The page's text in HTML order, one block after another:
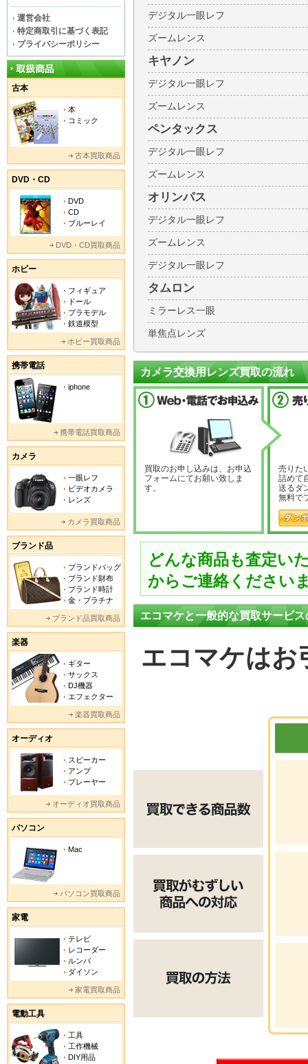
デジタル一眼レフ
ズームレンス
キヤノン
デジタル一眼レフ
ズームレンス
ペンタックス
デジタル一眼レフ
ズームレンス
オリンパス
デジタル一眼レフ
ズームレンス
デジタル一眼レフ
タムロン
ミラーレス一眼
単焦点レンズ
カメラ交換用レンズ買取の流れ
買取のお申し込みは、お申込
フォームにてお願い致しま
す。
売りた
詰めて
送るダ
無料で
どんな商品も査定い
からご連絡ください
エコマケと一般的な買取サービス
エコマケはお
運営会社
特定商取引に基づく表記
プライバシーポリシー
古本
本
コミック
古本買取商品
DVD・CD
DVD
CD
ブルーレイ
DVD・CD買取商品
ホビー
フィギュア
ドール
プラモデル
鉄道模型
ホビー買取商品
携帯電話
iphone
携帯電話買取商品
カメラ
一眼レフ
ビデオカメラ
レンズ
カメラ買取商品
ブランド品
ブランドバッグ
ブランド財布
ブランド時計
金・プラチナ
ブランド品買取商品
楽器
ギター
サックス
DJ機器
エフェクター
楽器買取商品
オーディオ
スピーカー
アンプ
プレーヤー
オーディオ買取商品
パソコン
Mac
パソコン買取商品
家電
テレビ
レコーダー
ルンバ
ダイソン
家電買取商品
電動工具
工具
工作機械
DIY用品